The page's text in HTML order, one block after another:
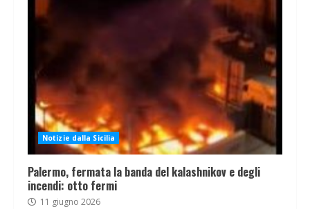
Notizie dalla Sicilia
Palermo, fermata la banda del kalashnikov e degli
incendi: otto fermi
11 giugno 2026